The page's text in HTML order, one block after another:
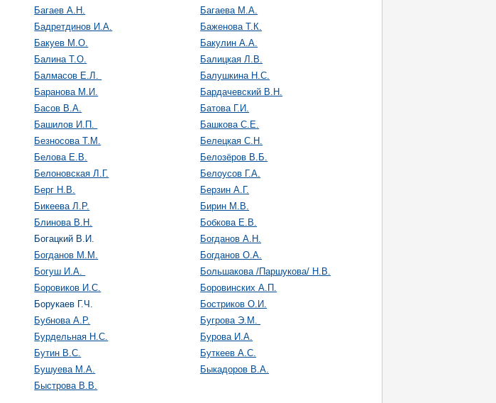
Багаев А.Н.
Багаева М.А.
Бадретдинов И.А.
Баженова Т.К.
Бакуев М.О.
Бакулин А.А.
Балина Т.О.
Балицкая Л.В.
Балмасов Е.Л.
Балушкина Н.С.
Баранова М.И.
Бардачевский В.Н.
Басов В.А.
Батова Г.И.
Башилов И.П.
Башкова С.Е.
Безносова Т.М.
Белецкая С.Н.
Белова Е.В.
Белозёров В.Б.
Белоновская Л.Г.
Белоусов Г.А.
Берг Н.В.
Берзин А.Г.
Бикеева Л.Р.
Бирин М.В.
Блинова В.Н.
Бобкова Е.В.
Богацкий В.И.
Богданов А.Н.
Богданов М.М.
Богданов О.А.
Богуш И.А.
Большакова /Паршукова/ Н.В.
Боровиков И.С.
Боровинских А.П.
Борукаев Г.Ч.
Бостриков О.И.
Бубнова А.Р.
Бугрова Э.М.
Бурдельная Н.С.
Бурова И.А.
Бутин В.С.
Буткеев А.С.
Бушуева М.А.
Быкадоров В.А.
Быстрова В.В.